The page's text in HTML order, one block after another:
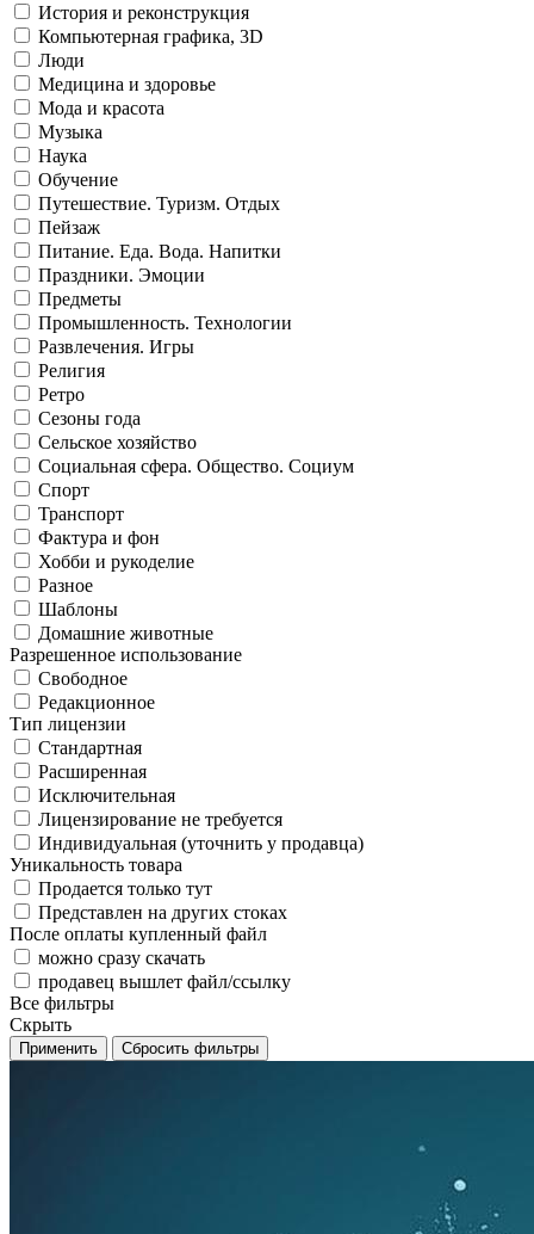
История и реконструкция
Компьютерная графика, 3D
Люди
Медицина и здоровье
Мода и красота
Музыка
Наука
Обучение
Путешествие. Туризм. Отдых
Пейзаж
Питание. Еда. Вода. Напитки
Праздники. Эмоции
Предметы
Промышленность. Технологии
Развлечения. Игры
Религия
Ретро
Сезоны года
Сельское хозяйство
Социальная сфера. Общество. Социум
Спорт
Транспорт
Фактура и фон
Хобби и рукоделие
Разное
Шаблоны
Домашние животные
Разрешенное использование
Свободное
Редакционное
Тип лицензии
Стандартная
Расширенная
Исключительная
Лицензирование не требуется
Индивидуальная (уточнить у продавца)
Уникальность товара
Продается только тут
Представлен на других стоках
После оплаты купленный файл
можно сразу скачать
продавец вышлет файл/ссылку
Все фильтры
Скрыть
Применить Сбросить фильтры